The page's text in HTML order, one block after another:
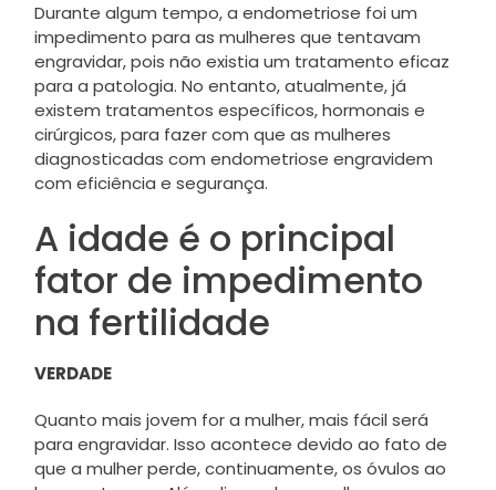
Durante algum tempo, a endometriose foi um
impedimento para as mulheres que tentavam
engravidar, pois não existia um tratamento eficaz
para a patologia. No entanto, atualmente, já
existem tratamentos específicos, hormonais e
cirúrgicos, para fazer com que as mulheres
diagnosticadas com endometriose engravidem
com eficiência e segurança.
A idade é o principal
fator de impedimento
na fertilidade
VERDADE
Quanto mais jovem for a mulher, mais fácil será
para engravidar. Isso acontece devido ao fato de
que a mulher perde, continuamente, os óvulos ao